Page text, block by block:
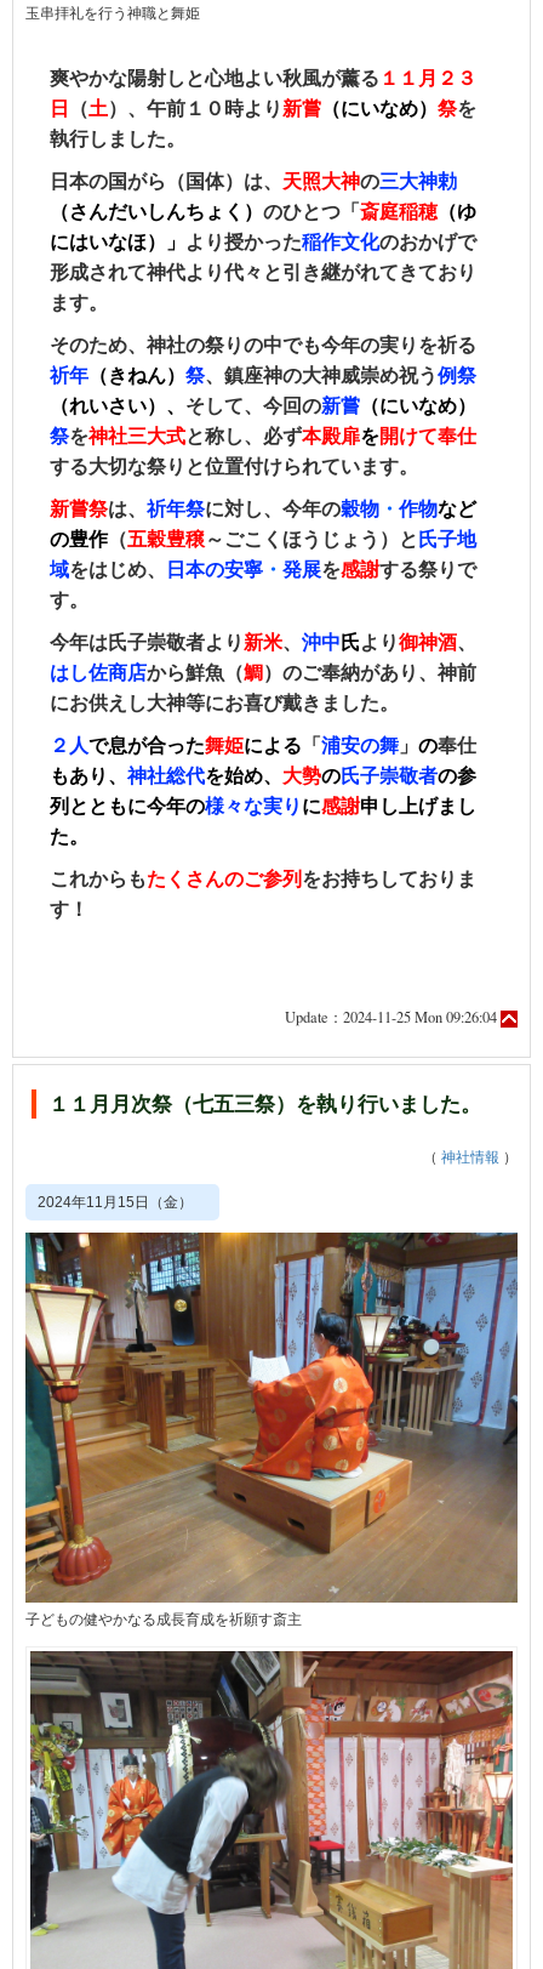
玉串拝礼を行う神職と舞姫
爽やかな陽射しと心地よい秋風が薰る １１月２３
日
（土）、午前１０時より 新嘗 （にいなめ） 祭を
執行しました。
日本の国がら（国体）は、 天照大神の三大神勅
（さんだいしんちょく） のひとつ「斎庭稲穂（ゆ
にはいなほ）」 より授かった稲作文化のおかげで
形成されて神代より代々と引き継がれてきており
ます。
そのため、神社の祭りの中でも今年の実りを祈る
祈年 （きねん） 祭、鎮座神の大神威崇め祝う例祭
（れいさい）、 そして、今回の新嘗 （にいなめ）
祭を神社三大式と称し、必ず本殿扉を開けて奉仕
する大切な祭りと位置付けられています。
新嘗祭は、 祈年祭に対し、 今年の穀物 ・ 作物など
の豊作（五穀豊穣～ごこくほうじょう）と 氏子地
域をはじめ、 日本の安寧 ・ 発展を感謝する祭りで
す。
今年は氏子崇敬者より 新米、 沖中 氏より御神酒、
はし佐商店から鮮魚（鯛 ）のご奉納があり、神前
にお供えし大神等にお喜び戴きました。
２人で息が合った舞姫による 「 浦安の舞 」 の奉仕
もあり、神社総代を始め、 大勢の氏子崇敬者の参
列とともに今年の様々な実り に感謝申し上げまし
た。
これからもた くさんのご参列 をお持ちしておりま
す！
Update：2024-11-25 Mon 09:26:04
１１月月次祭（七五三祭）を執り行いました。
（ 神社情報 ）
2024年11月15日（金）
子どもの健やかなる成長育成を祈願す斎主